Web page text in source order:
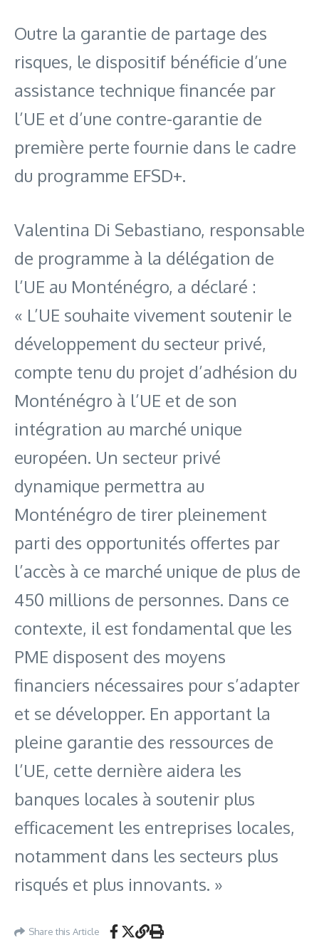
Outre la garantie de partage des
risques, le dispositif bénéficie d’une
assistance technique financée par
l’UE et d’une contre-garantie de
première perte fournie dans le cadre
du programme EFSD+.
Valentina Di Sebastiano, responsable
de programme à la délégation de
l’UE au Monténégro, a déclaré :
« L’UE souhaite vivement soutenir le
développement du secteur privé,
compte tenu du projet d’adhésion du
Monténégro à l’UE et de son
intégration au marché unique
européen. Un secteur privé
dynamique permettra au
Monténégro de tirer pleinement
parti des opportunités offertes par
l’accès à ce marché unique de plus de
450 millions de personnes. Dans ce
contexte, il est fondamental que les
PME disposent des moyens
financiers nécessaires pour s’adapter
et se développer. En apportant la
pleine garantie des ressources de
l’UE, cette dernière aidera les
banques locales à soutenir plus
efficacement les entreprises locales,
notamment dans les secteurs plus
risqués et plus innovants. »
Share this Article